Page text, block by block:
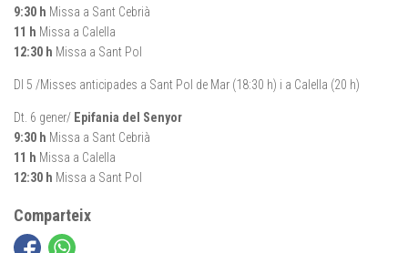
9:30 h Missa a Sant Cebrià
11 h Missa a Calella
12:30 h Missa a Sant Pol
Dl 5 /Misses anticipades a Sant Pol de Mar (18:30 h) i a Calella (20 h)
Dt. 6 gener/ Epifania del Senyor
9:30 h Missa a Sant Cebrià
11 h Missa a Calella
12:30 h Missa a Sant Pol
Comparteix